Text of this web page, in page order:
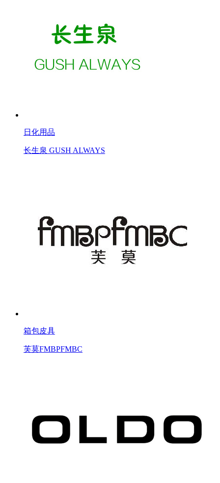
日化用品
长生泉 GUSH ALWAYS
箱包皮具
芙莫FMBPFMBC